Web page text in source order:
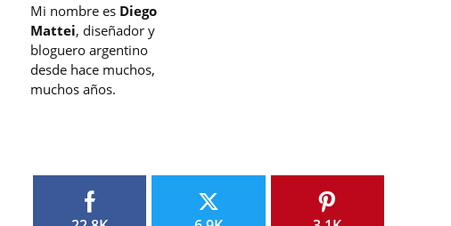
Mi nombre es Diego
Mattei, diseñador y
bloguero argentino
desde hace muchos,
muchos años.